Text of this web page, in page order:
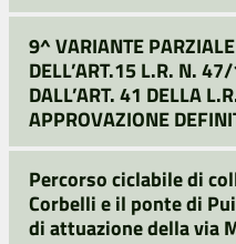
9^ VARIANTE
DELL’ART.15 L.R. N.
DALL’ART. 41 DELLA
APPROVAZIONE
Percorso ciclabile di
Corbelli e il ponte di
di attuazione della via